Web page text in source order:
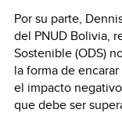
Por su parte,
del PNUD Bolivia,
Sostenible (ODS)
la forma de
el impacto
que debe ser